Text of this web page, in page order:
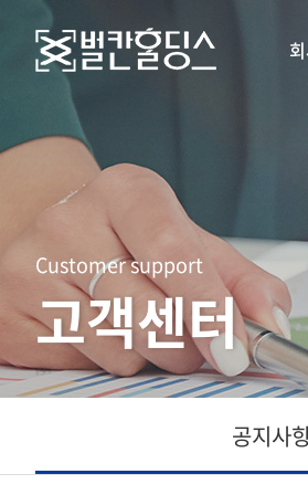
Customer support
고객센터
공지사